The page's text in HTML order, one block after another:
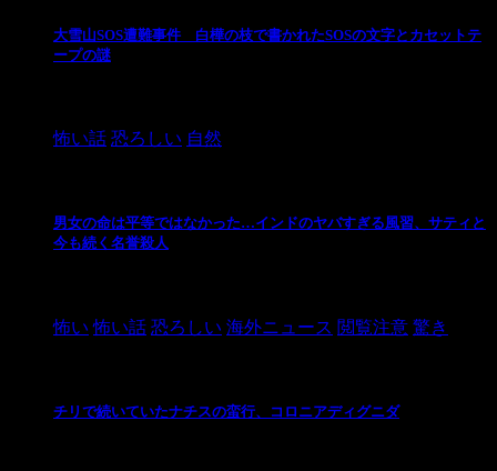
大雪山SOS遭難事件 白樺の枝で書かれたSOSの文字とカセットテ
ープの謎
怖い話 恐ろしい 自然
男女の命は平等ではなかった…インドのヤバすぎる風習、サティと
今も続く名誉殺人
怖い 怖い話 恐ろしい 海外ニュース 閲覧注意 驚き
チリで続いていたナチスの蛮行、コロニアディグニダ